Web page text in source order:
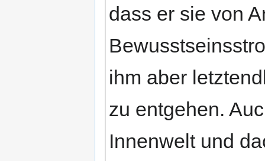
dass er sie von
ihm aber
zu entgehen.
Innenwelt und